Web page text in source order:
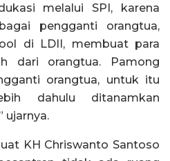
melalui SPI, karena
pengganti orangtua,
di LDII, membuat para
dari orangtua. Pamong
orangtua, untuk itu
dahulu ditanamkan
ujarnya.
KH Chriswanto Santoso